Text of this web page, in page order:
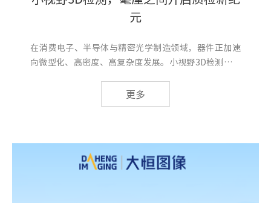
元
在消费电子、半导体与精密光学制造领域，器件正加速
向微型化、高密度、高复杂度发展。小视野3D检测面临
度，需要在毫米级视野内实现微米级甚至纳米级重复精
更多